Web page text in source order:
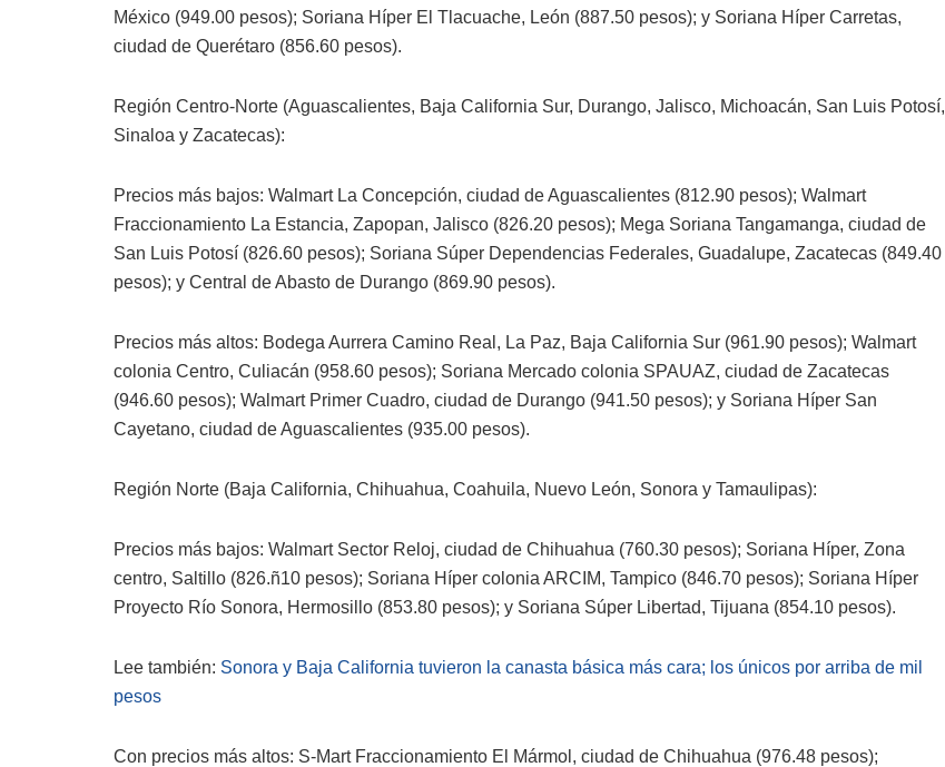
México (949.00 pesos); Soriana Híper El Tlacuache, León (887.50 pesos); y Soriana Híper Carretas,
ciudad de Querétaro (856.60 pesos).
Región Centro-Norte (Aguascalientes, Baja California Sur, Durango, Jalisco, Michoacán, San Luis Potosí,
Sinaloa y Zacatecas):
Precios más bajos: Walmart La Concepción, ciudad de Aguascalientes (812.90 pesos); Walmart
Fraccionamiento La Estancia, Zapopan, Jalisco (826.20 pesos); Mega Soriana Tangamanga, ciudad de
San Luis Potosí (826.60 pesos); Soriana Súper Dependencias Federales, Guadalupe, Zacatecas (849.40
pesos); y Central de Abasto de Durango (869.90 pesos).
Precios más altos: Bodega Aurrera Camino Real, La Paz, Baja California Sur (961.90 pesos); Walmart
colonia Centro, Culiacán (958.60 pesos); Soriana Mercado colonia SPAUAZ, ciudad de Zacatecas
(946.60 pesos); Walmart Primer Cuadro, ciudad de Durango (941.50 pesos); y Soriana Híper San
Cayetano, ciudad de Aguascalientes (935.00 pesos).
Región Norte (Baja California, Chihuahua, Coahuila, Nuevo León, Sonora y Tamaulipas):
Precios más bajos: Walmart Sector Reloj, ciudad de Chihuahua (760.30 pesos); Soriana Híper, Zona
centro, Saltillo (826.ñ10 pesos); Soriana Híper colonia ARCIM, Tampico (846.70 pesos); Soriana Híper
Proyecto Río Sonora, Hermosillo (853.80 pesos); y Soriana Súper Libertad, Tijuana (854.10 pesos).
Lee también: Sonora y Baja California tuvieron la canasta básica más cara; los únicos por arriba de mil
pesos
Con precios más altos: S-Mart Fraccionamiento El Mármol, ciudad de Chihuahua (976.48 pesos);